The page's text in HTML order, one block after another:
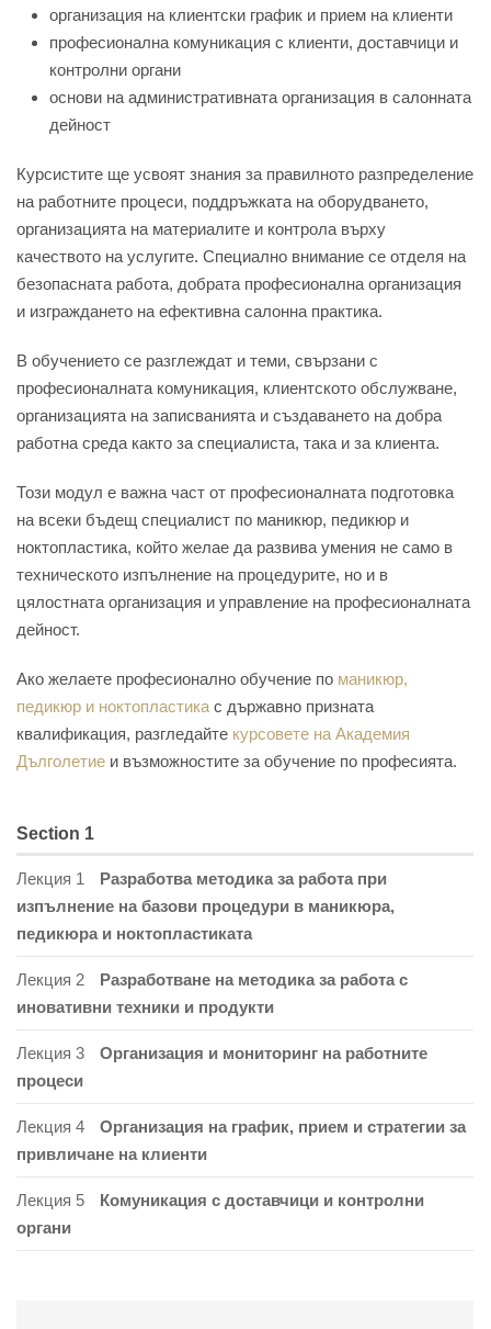
организация на клиентски график и прием на клиенти
професионална комуникация с клиенти, доставчици и
контролни органи
основи на административната организация в салонната
дейност
Курсистите ще усвоят знания за правилното разпределение
на работните процеси, поддръжката на оборудването,
организацията на материалите и контрола върху
качеството на услугите. Специално внимание се отделя на
безопасната работа, добрата професионална организация
и изграждането на ефективна салонна практика.
В обучението се разглеждат и теми, свързани с
професионалната комуникация, клиентското обслужване,
организацията на записванията и създаването на добра
работна среда както за специалиста, така и за клиента.
Този модул е важна част от професионалната подготовка
на всеки бъдещ специалист по маникюр, педикюр и
ноктопластика, който желае да развива умения не само в
техническото изпълнение на процедурите, но и в
цялостната организация и управление на професионалната
дейност.
Ако желаете професионално обучение по маникюр,
педикюр и ноктопластика с държавно призната
квалификация, разгледайте курсовете на Академия
Дълголетие и възможностите за обучение по професията.
Section 1
Лекция 1
Разработва методика за работа при
изпълнение на базови процедури в маникюра,
педикюра и ноктопластиката
Лекция 2
Разработване на методика за работа с
иновативни техники и продукти
Лекция 3
Организация и мониторинг на работните
процеси
Лекция 4
Организация на график, прием и стратегии за
привличане на клиенти
Лекция 5
Комуникация с доставчици и контролни
органи